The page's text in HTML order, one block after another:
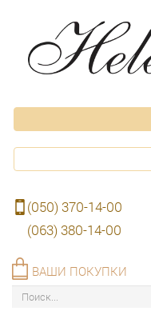
(050) 370-14-00
(063) 380-14-00
ВАШИ ПОКУПКИ